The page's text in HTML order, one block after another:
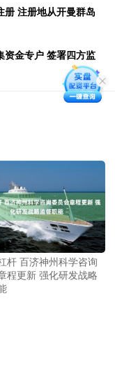
册 注册地从开曼群岛
资金专户 签署四方监
杆 百济神州科学咨询
程更新 强化研发战略